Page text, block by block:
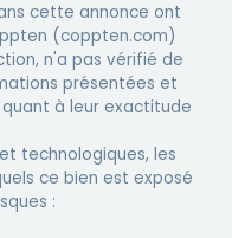
cette annonce ont
(coppten.com)
n'a pas vérifié de
présentées et
à leur exactitude
technologiques, les
ce bien est exposé
: